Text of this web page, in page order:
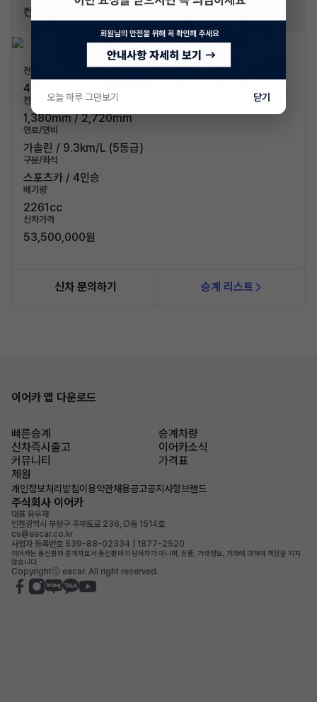
컨버터블 2.3 프리미엄
전장/전폭
4,790mm / 1,915mm
전고/축고
1,380mm / 2,720mm
연료/연비
가솔린 / 9.3km/L (5등급)
구분/좌석
스포츠카 / 4인승
배기량
2261cc
신차가격
53,500,000원
신차 문의하기 승계 리스트
이어카 앱 다운로드
빠른승계
승계차량
신차즉시출고
이어카소식
커뮤니티
가격표
제원
개인정보처리방침이용약관채용공고공지사항브랜드
주식회사 이어카
대표 유우재
인천광역시 부평구 주부토로 236, D동 1514호
cs@eacar.co.kr
사업자 등록번호 539-88-02334 | 1877-2520
이어카는 통신판매 중개자로서 통신판매의 당사자가 아니며, 상품, 거래정보, 거래에 대하여 책임을 지지
않습니다.
Copyrightⓒ eacar. All right reserved.
오늘 하루 그만보기 닫기